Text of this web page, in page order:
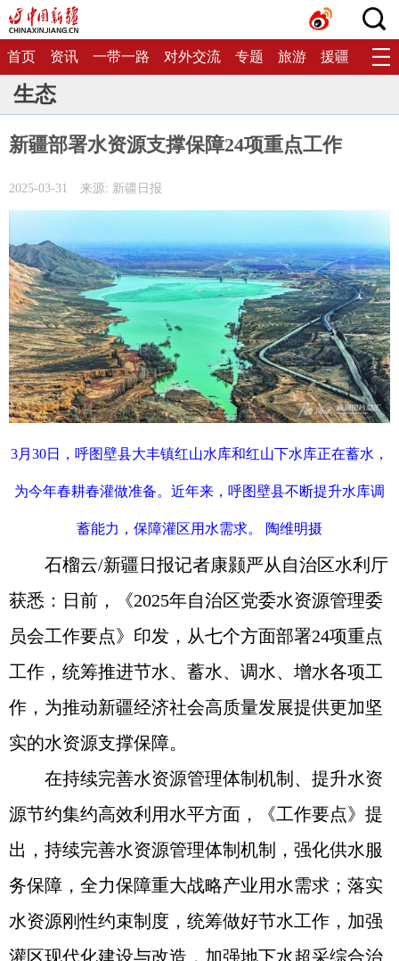
首页 资讯 一带一路 对外交流 专题 旅游 援疆 生态
生态
新疆部署水资源支撑保障24项重点工作
2025-03-31 来源: 新疆日报
3月30日，呼图壁县大丰镇红山水库和红山下水库正在蓄水，
为今年春耕春灌做准备。近年来，呼图壁县不断提升水库调
蓄能力，保障灌区用水需求。 陶维明摄
石榴云/新疆日报记者康颢严从自治区水利厅
获悉：日前，《2025年自治区党委水资源管理委
员会工作要点》印发，从七个方面部署24项重点
工作，统筹推进节水、蓄水、调水、增水各项工
作，为推动新疆经济社会高质量发展提供更加坚
实的水资源支撑保障。
在持续完善水资源管理体制机制、提升水资
源节约集约高效利用水平方面，《工作要点》提
出，持续完善水资源管理体制机制，强化供水服
务保障，全力保障重大战略产业用水需求；落实
水资源刚性约束制度，统筹做好节水工作，加强
灌区现代化建设与改造，加强地下水超采综合治